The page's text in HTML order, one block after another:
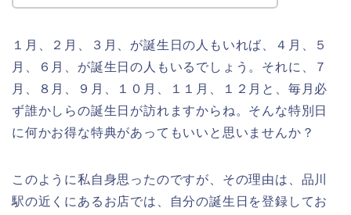
１月、２月、３月、が誕生日の人もいれば、４月、５
月、６月、が誕生日の人もいるでしょう。それに、７
月、８月、９月、１０月、１１月、１２月と、毎月必
ず誰かしらの誕生日が訪れますからね。そんな特別日
に何かお得な特典があってもいいと思いませんか？
このように私自身思ったのですが、その理由は、品川
駅の近くにあるお店では、自分の誕生日を登録してお